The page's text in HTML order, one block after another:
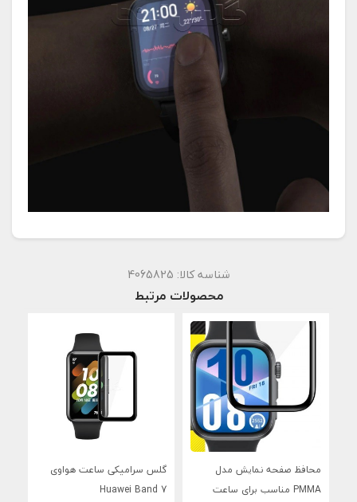
شناسه کالا: 4065825
محصولات مرتبط
محافظ صفحه نمایش مدل
PMMA مناسب برای ساعت
گلس سرامیکی ساعت هواوی
Huawei Band 7